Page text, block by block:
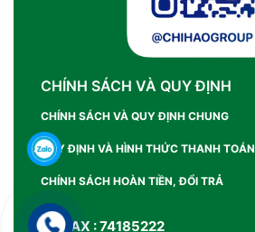
CHÍNH SÁCH VÀ QUY ĐỊNH
CHÍNH SÁCH VÀ QUY ĐỊNH CHUNG
QUY ĐỊNH VÀ HÌNH THỨC THANH TOÁN
CHÍNH SÁCH HOÀN TIỀN, ĐỔI TRẢ
SỐ FAX : 74185222